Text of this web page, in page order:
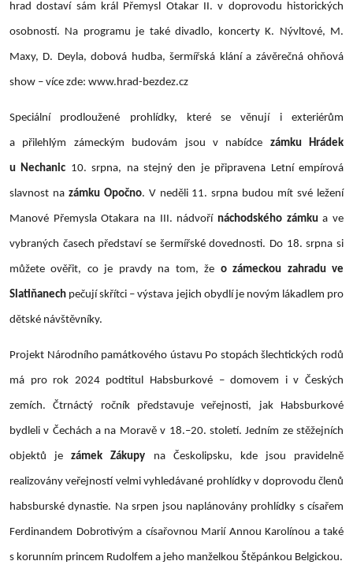
hrad dostaví sám král Přemysl Otakar II. v doprovodu historických
osobností. Na programu je také divadlo, koncerty K. Nývltové, M.
Maxy, D. Deyla, dobová hudba, šermířská klání a závěrečná ohňová
show – více zde: www.hrad-bezdez.cz
Speciální prodloužené prohlídky, které se věnují i exteriérům
a přilehlým zámeckým budovám jsou v nabídce zámku Hrádek
u Nechanic 10. srpna, na stejný den je připravena Letní empírová
slavnost na zámku Opočno. V neděli 11. srpna budou mít své ležení
Manové Přemysla Otakara na III. nádvoří náchodského zámkua ve
vybraných časech představí se šermířské dovednosti. Do 18. srpna si
můžete ověřit, co je pravdy na tom, že o zámeckou zahradu ve
Slatiňanech pečují skřítci – výstava jejich obydlí je novým lákadlem pro
dětské návštěvníky.
Projekt Národního památkového ústavu Po stopách šlechtických rodů
má pro rok 2024 podtitul Habsburkové – domovem i v Českých
zemích. Čtrnáctý ročník představuje veřejnosti, jak Habsburkové
bydleli v Čechách a na Moravě v 18.–20. století. Jedním ze stěžejních
objektů jezámek Zákupy na Českolipsku, kde jsou pravidelně
realizovány veřejností velmi vyhledávané prohlídky v doprovodu členů
habsburské dynastie. Na srpen jsou naplánovány prohlídky s císařem
Ferdinandem Dobrotivým a císařovnou Marií Annou Karolínou a také
s korunním princem Rudolfem a jeho manželkou Štěpánkou Belgickou.